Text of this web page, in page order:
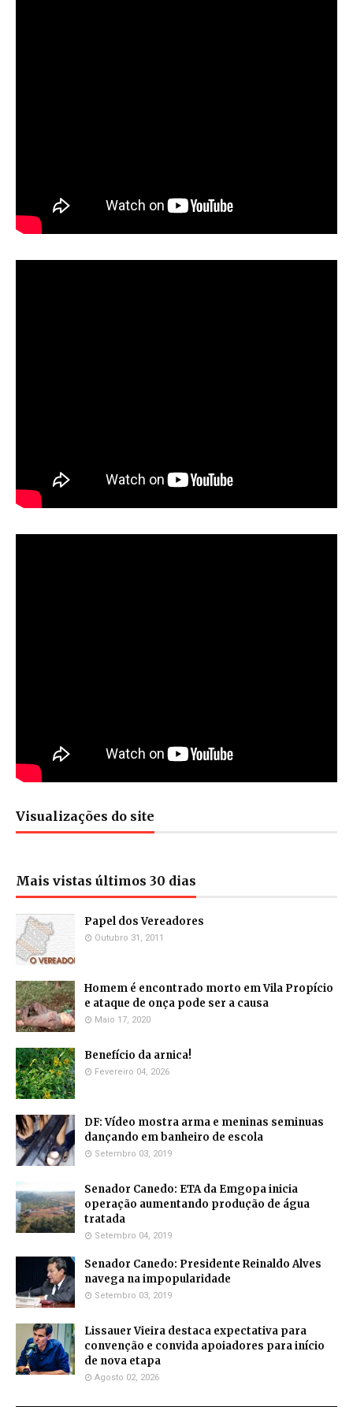
Visualizações do site
Mais vistas últimos 30 dias
Papel dos Vereadores
Outubro 31, 2011
Homem é encontrado morto em Vila Propício
e ataque de onça pode ser a causa
Maio 17, 2020
Benefício da arnica!
Fevereiro 04, 2026
DF: Vídeo mostra arma e meninas seminuas
dançando em banheiro de escola
Setembro 03, 2019
Senador Canedo: ETA da Emgopa inicia
operação aumentando produção de água
tratada
Setembro 04, 2019
Senador Canedo: Presidente Reinaldo Alves
navega na impopularidade
Setembro 03, 2019
Lissauer Vieira destaca expectativa para
convenção e convida apoiadores para início
de nova etapa
Agosto 02, 2026